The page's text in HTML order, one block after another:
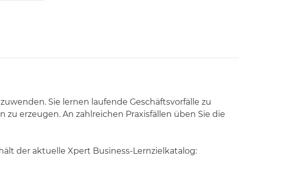
Sie lernen laufende Geschäftsvorfälle zu
erzeugen. An zahlreichen Praxisfällen üben Sie die
der aktuelle Xpert Business-Lernzielkatalog: